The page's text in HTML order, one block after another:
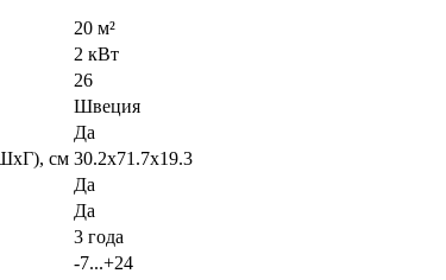
20 м²
2 кВт
26
Швеция
Да
см 30.2x71.7x19.3
Да
Да
3 года
-7...+24